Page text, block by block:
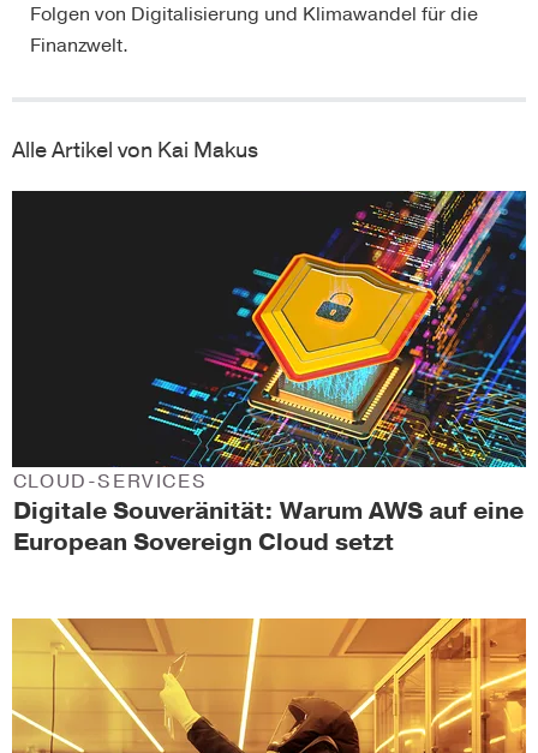
Folgen von Digitalisierung und Klimawandel für die
Finanzwelt.
Alle Artikel von Kai Makus
Digitale Souveränität: Warum AWS auf eine
European Sovereign Cloud setzt
CLOUD-SERVICES